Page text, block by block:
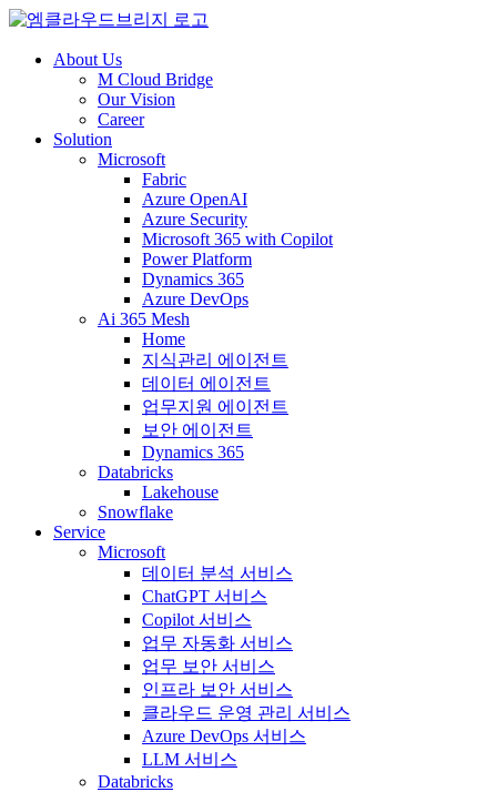
About Us
M Cloud Bridge
Our Vision
Career
Solution
Microsoft
Fabric
Azure OpenAI
Azure Security
Microsoft 365 with Copilot
Power Platform
Dynamics 365
Azure DevOps
Ai 365 Mesh
Home
지식관리 에이전트
데이터 에이전트
업무지원 에이전트
보안 에이전트
Dynamics 365
Databricks
Lakehouse
Snowflake
Service
Microsoft
데이터 분석 서비스
ChatGPT 서비스
Copilot 서비스
업무 자동화 서비스
업무 보안 서비스
인프라 보안 서비스
클라우드 운영 관리 서비스
Azure DevOps 서비스
LLM 서비스
Databricks